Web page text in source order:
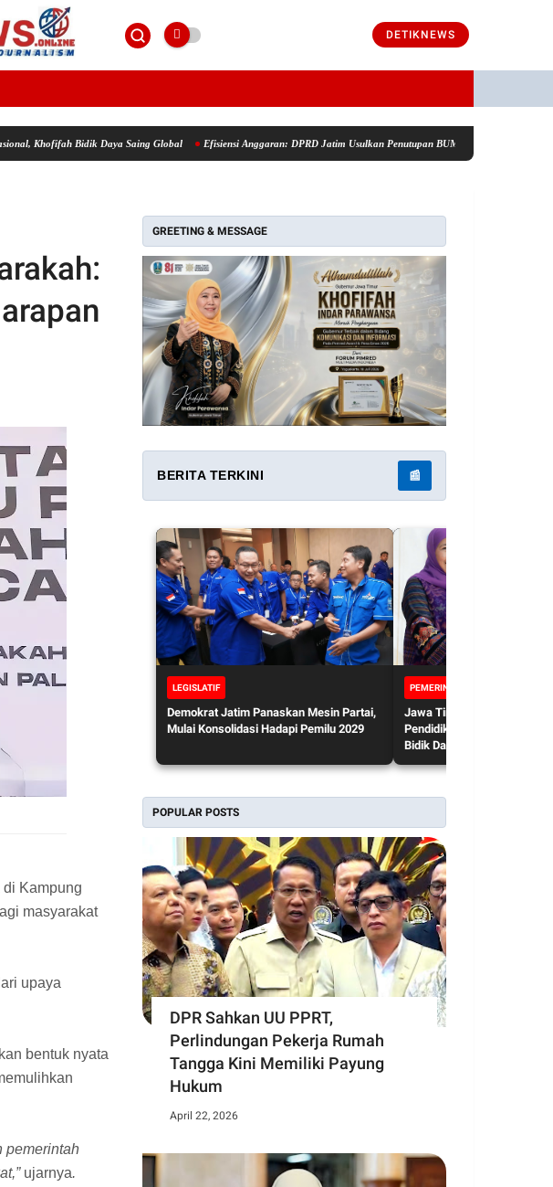
DETIKNEWS
Bidik Daya Saing Global Efisiensi Anggaran: DPRD Jatim Usulkan Penutupan BUMD Tak Produktif Berkontribusi
Kampung
masyarakat
upaya
bentuk nyata
pemerintah
ujarnya.
GREETING & MESSAGE
BERITA TERKINI 📰
LEGISLATIF
Demokrat Jatim Panaskan Mesin Partai,
Mulai Konsolidasi Hadapi Pemilu 2029
PEMERINTAHAN
Jawa Timur Siap Jadi
Pendidikan Vokasi
Bidik Daya Saing Global
POPULAR POSTS
DPR Sahkan UU PPRT,
Perlindungan Pekerja Rumah
Tangga Kini Memiliki Payung
Hukum
April 22, 2026